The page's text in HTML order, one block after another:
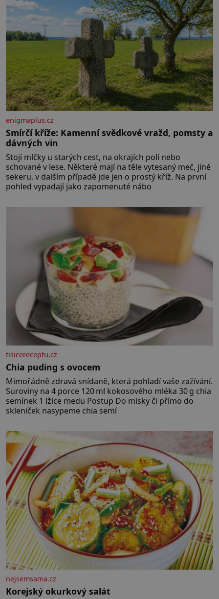
enigmaplus.cz
Smírčí kříže: Kamenní svědkové vražd, pomsty a
dávných vin
Stojí mlčky u starých cest, na okrajích polí nebo
schované v lese. Některé mají na těle vytesaný meč, jiné
sekeru, v dalším případě jde jen o prostý kříž. Na první
pohled vypadají jako zapomenuté nábo
tisicereceptu.cz
Chia puding s ovocem
Mimořádně zdravá snídaně, která pohladí vaše zažívání.
Suroviny na 4 porce 120 ml kokosového mléka 30 g chia
semínek 1 lžíce medu Postup Do misky či přímo do
skleniček nasypeme chia semí
nejsemsama.cz
Korejský okurkový salát